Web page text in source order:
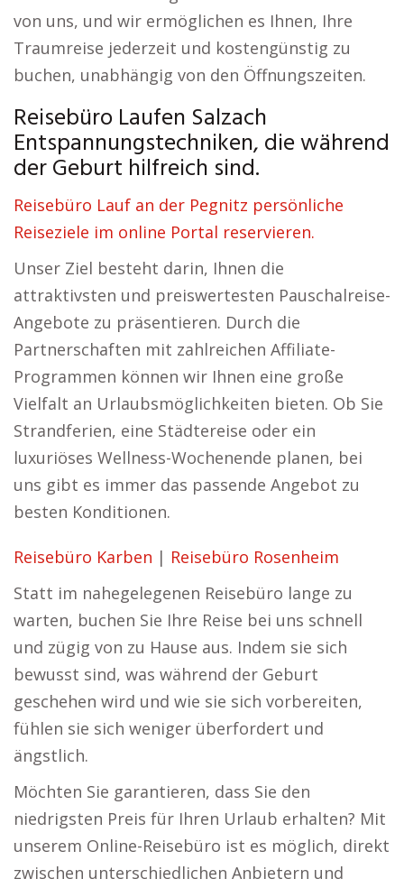
von uns, und wir ermöglichen es Ihnen, Ihre
Traumreise jederzeit und kostengünstig zu
buchen, unabhängig von den Öffnungszeiten.
Reisebüro Laufen Salzach
Entspannungstechniken, die während
der Geburt hilfreich sind.
Reisebüro Lauf an der Pegnitz persönliche
Reiseziele im online Portal reservieren.
Unser Ziel besteht darin, Ihnen die
attraktivsten und preiswertesten Pauschalreise-
Angebote zu präsentieren. Durch die
Partnerschaften mit zahlreichen Affiliate-
Programmen können wir Ihnen eine große
Vielfalt an Urlaubsmöglichkeiten bieten. Ob Sie
Strandferien, eine Städtereise oder ein
luxuriöses Wellness-Wochenende planen, bei
uns gibt es immer das passende Angebot zu
besten Konditionen.
Reisebüro Karben | Reisebüro Rosenheim
Statt im nahegelegenen Reisebüro lange zu
warten, buchen Sie Ihre Reise bei uns schnell
und zügig von zu Hause aus. Indem sie sich
bewusst sind, was während der Geburt
geschehen wird und wie sie sich vorbereiten,
fühlen sie sich weniger überfordert und
ängstlich.
Möchten Sie garantieren, dass Sie den
niedrigsten Preis für Ihren Urlaub erhalten? Mit
unserem Online-Reisebüro ist es möglich, direkt
zwischen unterschiedlichen Anbietern und